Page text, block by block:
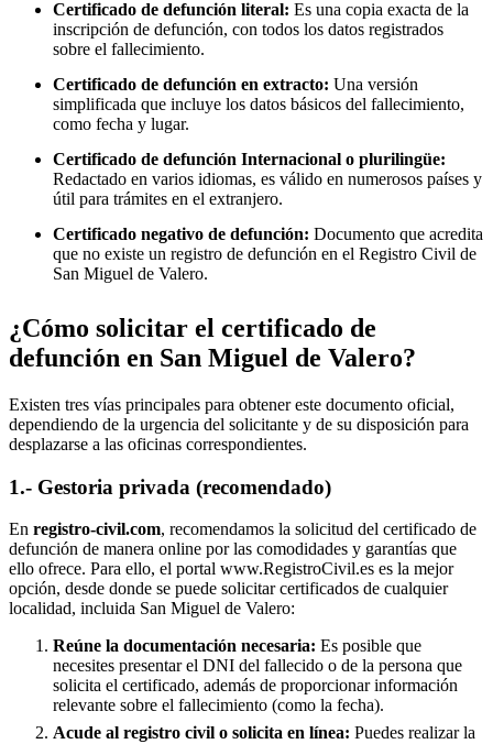
Certificado de defunción literal: Es una copia exacta de la
inscripción de defunción, con todos los datos registrados
sobre el fallecimiento.
Certificado de defunción en extracto: Una versión
simplificada que incluye los datos básicos del fallecimiento,
como fecha y lugar.
Certificado de defunción Internacional o plurilingüe:
Redactado en varios idiomas, es válido en numerosos países y
útil para trámites en el extranjero.
Certificado negativo de defunción: Documento que acredita
que no existe un registro de defunción en el Registro Civil de
San Miguel de Valero.
¿Cómo solicitar el certificado de
defunción en San Miguel de Valero?
Existen tres vías principales para obtener este documento oficial,
dependiendo de la urgencia del solicitante y de su disposición para
desplazarse a las oficinas correspondientes.
1.- Gestoria privada (recomendado)
En registro-civil.com, recomendamos la solicitud del certificado de
defunción de manera online por las comodidades y garantías que
ello ofrece. Para ello, el portal www.RegistroCivil.es es la mejor
opción, desde donde se puede solicitar certificados de cualquier
localidad, incluida San Miguel de Valero:
Reúne la documentación necesaria: Es posible que
necesites presentar el DNI del fallecido o de la persona que
solicita el certificado, además de proporcionar información
relevante sobre el fallecimiento (como la fecha).
Acude al registro civil o solicita en línea: Puedes realizar la